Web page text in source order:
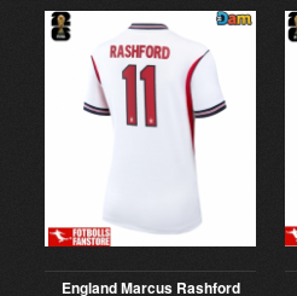
England Marcus Rashford